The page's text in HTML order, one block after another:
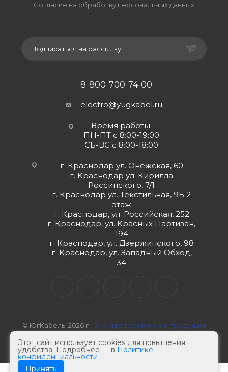
Согласие на обработку персональных данных
Подписаться на рассылку
8-800-700-74-00
electro@yugkabel.ru
Время работы:
ПН-ПТ с 8:00-19:00
СБ-ВС с 8:00-18:00
г. Краснодар ул. Онежская, 60
г. Краснодар ул. Кирилла
Россинского, 7/1
г. Краснодар ул. Текстильная, 9Б 2
этаж
г. Краснодар, ул. Российская, 252
г. Краснодар, ул. Красных Партизан,
194
г. Краснодар, ул. Дзержинского, 98
г. Краснодар, ул. Западный Обход,
34
© ЮгКабель, 2026 г - Электротехническая продукция
Этот сайт использует cookies для повышения
удобства. Подробнее — в Политике
конфиденциальности
Принять